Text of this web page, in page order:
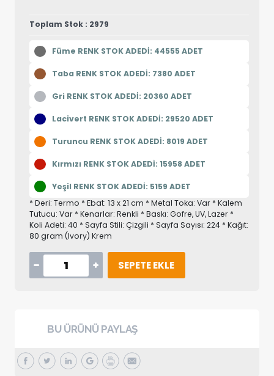
Toplam Stok : 2979
Füme RENK STOK ADEDİ: 44555 ADET
Taba RENK STOK ADEDİ: 7380 ADET
Gri RENK STOK ADEDİ: 20360 ADET
Lacivert RENK STOK ADEDİ: 29520 ADET
Turuncu RENK STOK ADEDİ: 8019 ADET
Kırmızı RENK STOK ADEDİ: 15958 ADET
Yeşil RENK STOK ADEDİ: 5159 ADET
* Deri: Termo * Ebat: 13 x 21 cm * Metal Toka: Var * Kalem
Tutucu: Var * Kenarlar: Renkli * Baskı: Gofre, UV, Lazer *
Koli Adeti: 40 * Sayfa Stili: Çizgili * Sayfa Sayısı: 224 * Kağıt:
80 gram (Ivory) Krem
SEPETE EKLE
BU ÜRÜNÜ PAYLAŞ